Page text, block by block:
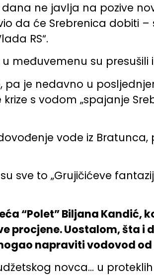
ne javlja na pozive
da će Srebrenica dobiti
RS“.
međuvemenu su
pa je nedavno u
s vodom „spajanje
vode iz Bratunca,
sve to „Grujičićeve
“Polet” Biljana Kandić,
Uostalom, šta i
napraviti vodovod
novca… u